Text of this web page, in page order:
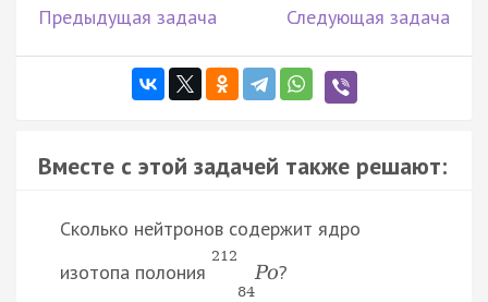
Предыдущая задача Следующая задача
Вместе с этой задачей также решают:
Сколько нейтронов содержит ядро
изотопа полония
212
84
Po?